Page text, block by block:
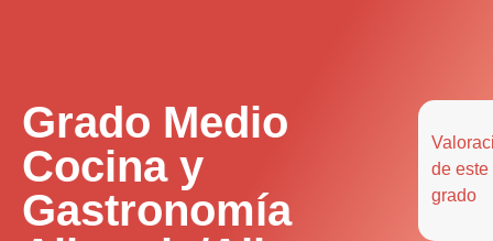
Grado Medio
Cocina y
Gastronomía
de este
grado